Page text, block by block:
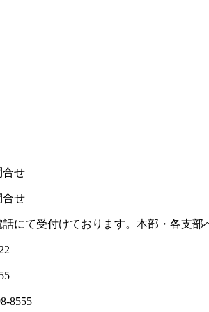
合せ
合せ
にて受付けております。本部・各支部
8555